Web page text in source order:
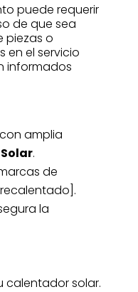
puede requerir
de que sea
piezas o
en el servicio
informados
amplia
.
de
la
calentador solar.